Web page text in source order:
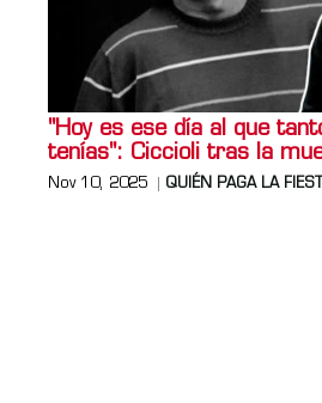
"Hoy es ese día al que
tenías": Ciccioli tras la
Nov 10, 2025 QUIÉN PAGA LA